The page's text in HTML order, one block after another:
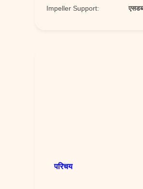
Impeller Support:
परिचय